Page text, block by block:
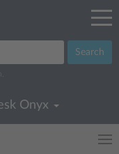
Search
Onyx